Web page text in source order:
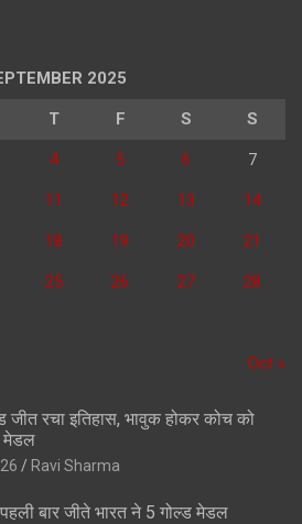
2025
T F S S
4 5 6 7
11 12 13 14
18 19 20 21
25 26 27 28
Oct »
जीत रचा इतिहास, भावुक होकर कोच को
मेडल
Ravi Sharma
बार जीते भारत ने 5 गोल्ड मेडल